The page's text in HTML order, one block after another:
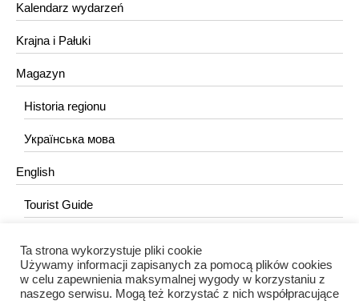
Kalendarz wydarzeń
Krajna i Pałuki
Magazyn
Historia regionu
Українська мова
English
Tourist Guide
KONTAKT
redakcja@portalkujawski.pl
Ta strona wykorzystuje pliki cookie
Używamy informacji zapisanych za pomocą plików cookies
w celu zapewnienia maksymalnej wygody w korzystaniu z
naszego serwisu. Mogą też korzystać z nich współpracujące